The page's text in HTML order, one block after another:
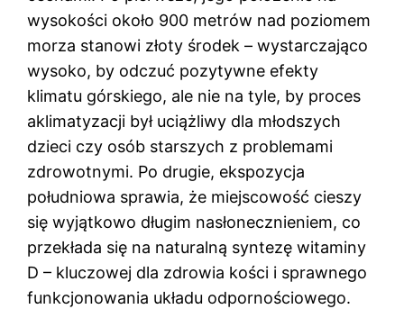
wysokości około 900 metrów nad poziomem
morza stanowi złoty środek – wystarczająco
wysoko, by odczuć pozytywne efekty
klimatu górskiego, ale nie na tyle, by proces
aklimatyzacji był uciążliwy dla młodszych
dzieci czy osób starszych z problemami
zdrowotnymi. Po drugie, ekspozycja
południowa sprawia, że miejscowość cieszy
się wyjątkowo długim nasłonecznieniem, co
przekłada się na naturalną syntezę witaminy
D – kluczowej dla zdrowia kości i sprawnego
funkcjonowania układu odpornościowego.